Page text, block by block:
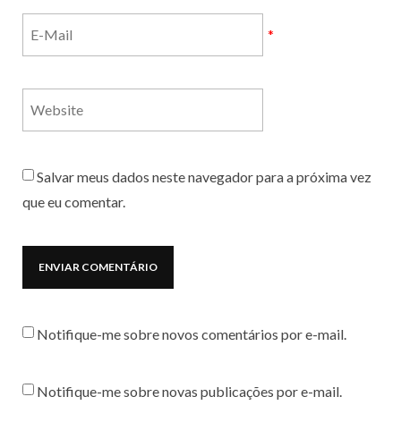
*
Salvar meus dados neste navegador para a próxima vez
que eu comentar.
Notifique-me sobre novos comentários por e-mail.
Notifique-me sobre novas publicações por e-mail.